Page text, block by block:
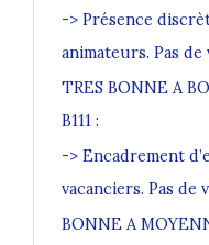
-> Présence
animateurs. Pas
TRES BONNE A
B111 :
-> Encadrement
vacanciers. Pas de
BONNE A